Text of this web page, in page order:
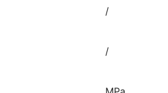
/
/